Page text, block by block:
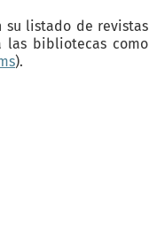
su listado de revistas
las bibliotecas como
).